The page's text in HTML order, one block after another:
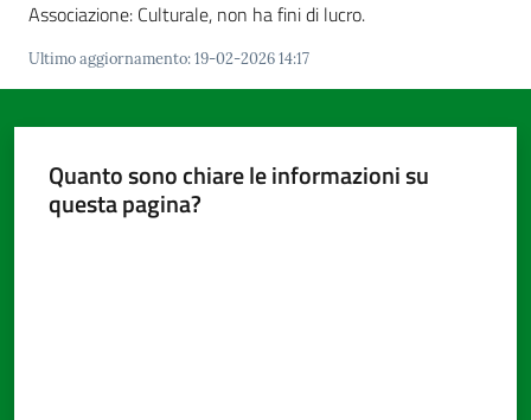
Associazione: Culturale, non ha fini di lucro.
Ultimo aggiornamento:19-02-2026 14:17
Quanto sono chiare le informazioni su
questa pagina?